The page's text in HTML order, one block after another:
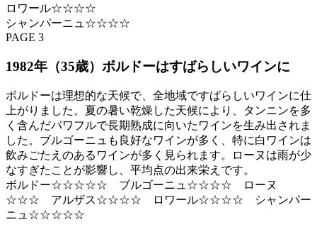
ロワール☆☆☆☆
シャンパーニュ☆☆☆☆
PAGE 3
1982年（35歳）ボルドーはすばらしいワインに
ボルドーは理想的な天候で、全地域ですばらしいワインに仕
上がりました。夏の暑い乾燥した天候により、タンニンを多
く含んだパワフルで長期熟成に向いたワインを生み出されま
した。ブルゴーニュも良好なワインが多く、特に白ワインは
飲みごたえのあるワインが多く見られます。ローヌは雨が少
なすぎたことが影響し、平均点の出来栄えです。
ボルドー☆☆☆☆☆ ブルゴーニュ☆☆☆☆ ローヌ
☆☆☆ アルザス☆☆☆☆ ロワール☆☆☆☆ シャンパー
ニュ☆☆☆☆☆